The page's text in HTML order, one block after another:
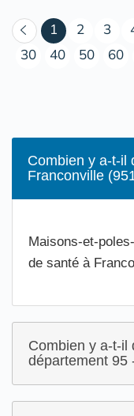
1 (courant)
2 3
30
40 50 60
Combien y a-t-il
Franconville
Maisons-et-
de santé à
Combien y a-t-il
département 95